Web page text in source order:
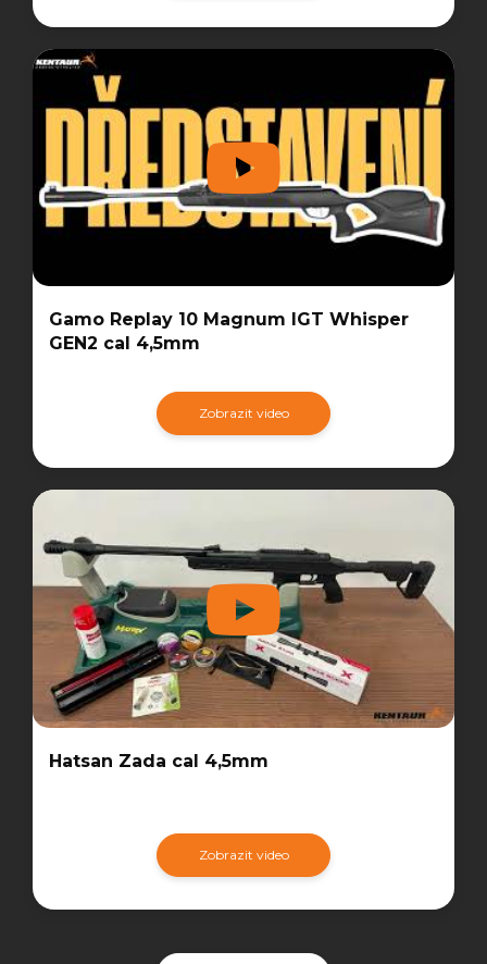
Gamo Replay 10 Magnum IGT Whisper
GEN2 cal 4,5mm
Zobrazit video
Hatsan Zada cal 4,5mm
Zobrazit video